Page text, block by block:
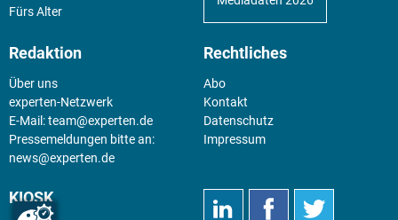
Fürs Alter
Redaktion
Über uns
experten-Netzwerk
E-Mail:team@experten.de
Pressemeldungen bitte an:
news@experten.de
Rechtliches
Abo
Kontakt
Datenschutz
Impressum
KIOSK